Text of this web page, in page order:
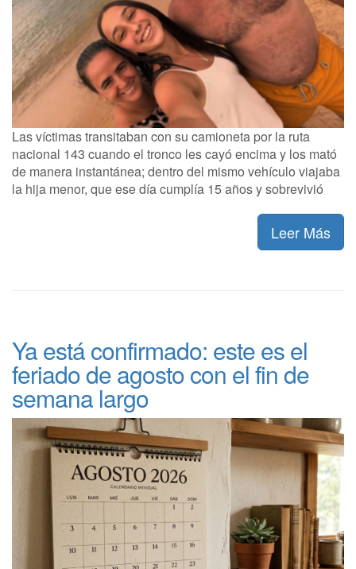
Las víctimas transitaban con su camioneta por la ruta
nacional 143 cuando el tronco les cayó encima y los mató
de manera instantánea; dentro del mismo vehículo viajaba
la hija menor, que ese día cumplía 15 años y sobrevivió
Leer Más
Ya está confirmado: este es el
feriado de agosto con el fin de
semana largo